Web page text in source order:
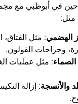
في أبوظبي مع
مثل:
الهضمي: مثل الفتاق،
، وجراحات القولون.
الصماء: مثل عمليات
والأنسجة: إزالة
.